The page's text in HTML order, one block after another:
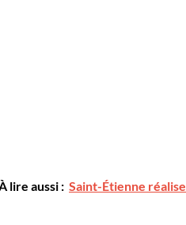
lire aussi : Saint-Étienne